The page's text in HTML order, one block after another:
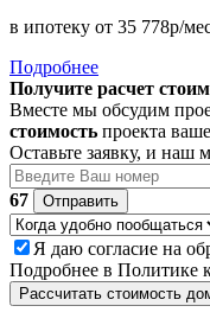
в ипотеку от 35 778р/
Подробнее
Получите расчет
Вместе мы обсудим
стоимость проекта
Оставьте заявку, и наш
67
Отправить
Я даю согласие на
Подробнее в Политике
Рассчитать стоимость